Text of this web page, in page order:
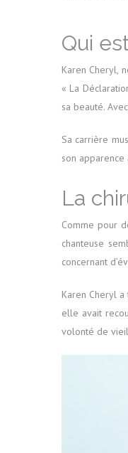
Qui
Karen Cheryl,
« La
sa beauté.
Sa carrière
son apparence
La
Comme pour
chanteuse
concernant
Karen Cheryl
elle avait
volonté de